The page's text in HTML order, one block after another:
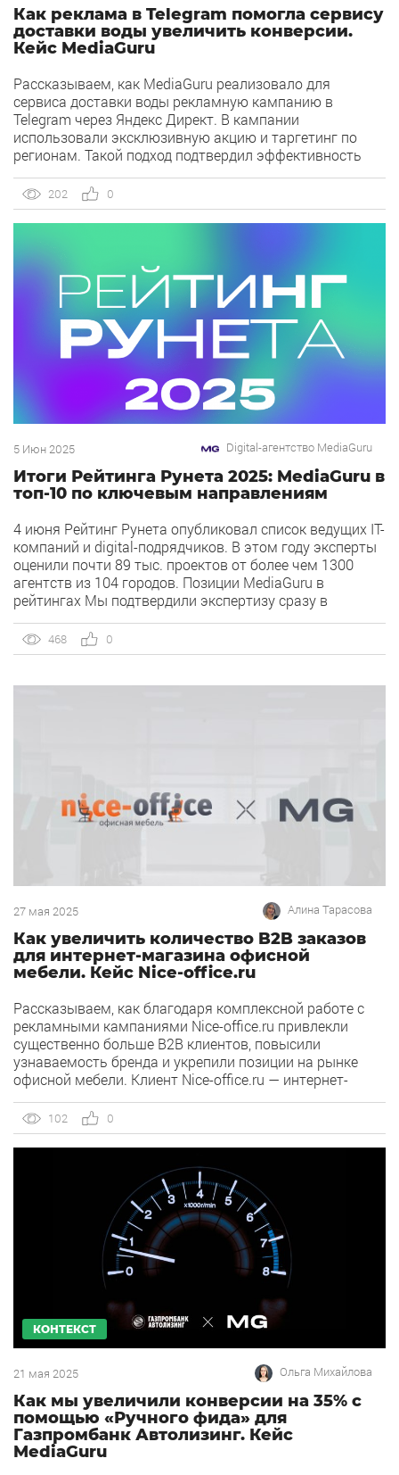
Как реклама в Telegram помогла сервису
доставки воды увеличить конверсии.
Кейс MediaGuru
Рассказываем, как MediaGuru реализовало для
сервиса доставки воды рекламную кампанию в
Telegram через Яндекс Директ. В кампании
использовали эксклюзивную акцию и таргетинг по
регионам. Такой подход подтвердил эффективность
предложений и усиления бренда среди целевой
аудитории. О клиенте Сервис доставки воды от одной
из самых динамично развивающихся компаний на
202 0
5 Июн 2025 Digital-агентство MediaGuru
Итоги Рейтинга Рунета 2025: MediaGuru в
топ-10 по ключевым направлениям
4 июня Рейтинг Рунета опубликовал список ведущих IT-
компаний и digital-подрядчиков. В этом году эксперты
оценили почти 89 тыс. проектов от более чем 1300
агентств из 104 городов. Позиции MediaGuru в
рейтингах Мы подтвердили экспертизу сразу в
заняла высокие позиции как в общих категориях, так и
в срезах по отраслям. По […]
468 0
27 мая 2025 Алина Тарасова
Как увеличить количество B2B заказов
для интернет-магазина офисной
мебели. Кейс Nice-office.ru
Рассказываем, как благодаря комплексной работе с
рекламными кампаниями Nice-office.ru привлекли
существенно больше B2B клиентов, повысили
узнаваемость бренда и укрепили позиции на рынке
офисной мебели. Клиент Nice-office.ru — интернет-
все регионы России. С 2016 года компания Nice-office
занимается поставкой офисной мебели «под ключ» для
создания уюта и повышения производительности
102 0
КОНТЕКСТ
21 мая 2025 Ольга Михайлова
Как мы увеличили конверсии на 35% с
помощью «Ручного фида» для
Газпромбанк Автолизинг. Кейс
MediaGuru